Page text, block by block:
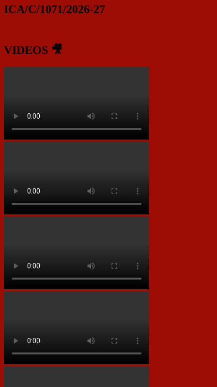
ICA/C/1071/2026-27
VIDEOS 🎥